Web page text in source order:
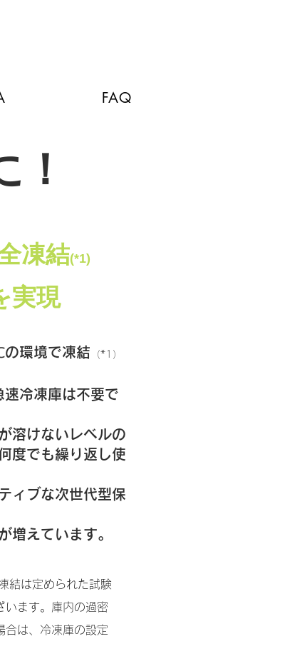
凍結(*1)
実現
環境で凍結 （*1）
冷凍庫は不要で
溶けないレベルの
度でも繰り返し使
ィブな次世代型保
増えています。
は定められた試験
います。庫内の過密
合は、冷凍庫の設定
FAQ